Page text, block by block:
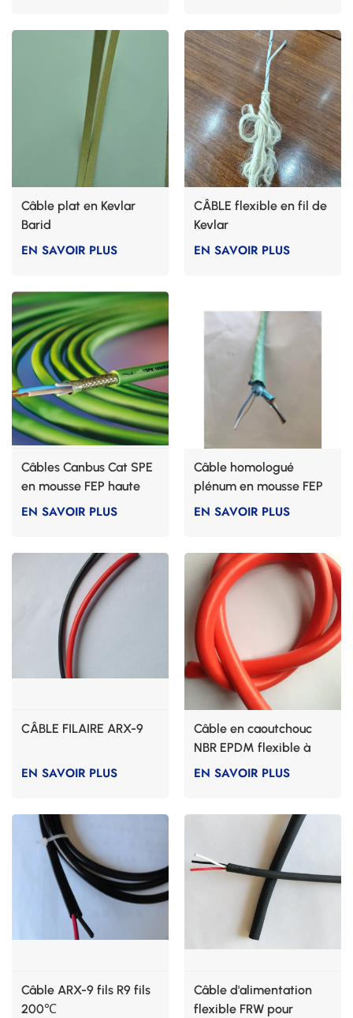
Câble plat en Kevlar
Barid
EN SAVOIR PLUS
CÂBLE flexible en fil de
Kevlar
EN SAVOIR PLUS
Câbles Canbus Cat SPE
en mousse FEP haute
température
EN SAVOIR PLUS
Câble homologué
plénum en mousse FEP
EN SAVOIR PLUS
CÂBLE FILAIRE ARX-9
EN SAVOIR PLUS
Câble en caoutchouc
NBR EPDM flexible à
haute résistance à la
EN SAVOIR PLUS
Câble ARX-9 fils R9 fils
200℃
Câble d'alimentation
flexible FRW pour